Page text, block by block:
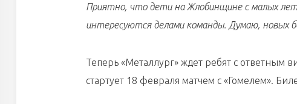
Приятно, что дети на Жлобинщине с малых
интересуются делами команды. Думаю, новых
Теперь «Металлург» ждет ребят с ответным
стартует 18 февраля матчем с «Гомелем».